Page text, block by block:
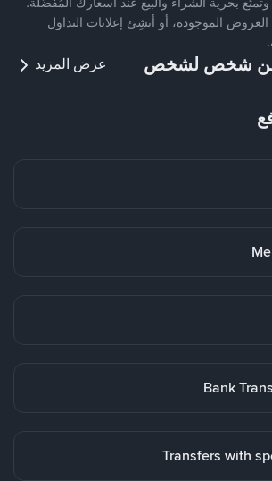
العروض الموجودة، أو أنشِئ إعلانات التداول
من شخص لشخص عرض المزيد
Bank
Transfers with